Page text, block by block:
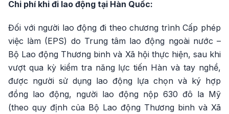
Chi phí khi đi lao động tại Hàn Quốc:
Đối với người lao động đi theo chương trình Cấp phép
việc làm (EPS) do Trung tâm lao động ngoài nước –
Bộ Lao động Thương binh và Xã hội thực hiện, sau khi
vượt qua kỳ kiểm tra năng lực tiến Hàn và tay nghề,
được người sử dụng lao động lựa chọn và ký hợp
đồng lao động, người lao động nộp 630 đô la Mỹ
(theo quy định của Bộ Lao động Thương binh và Xã